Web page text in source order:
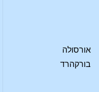
אורסולה
בורקהרד